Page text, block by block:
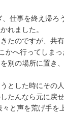
仕事を終え帰ろ
れました。
たのですが、共
かへ行ってしま
別の場所に置き
とした時にその
たんなら元に戻
と声を荒げ手を